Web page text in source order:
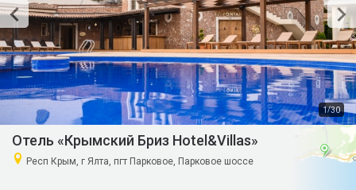
1/30
Отель «Крымский Бриз Hotel&Villas»
Респ Крым, г Ялта, пгт Парковое, Парковое шоссе